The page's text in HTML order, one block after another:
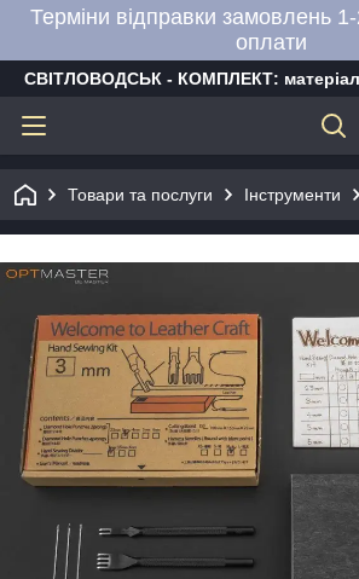
Терміни відправки замовлень
оплати
СВІТЛОВОДСЬК - КОМПЛЕКТ:
Товари та послуги Інструменти